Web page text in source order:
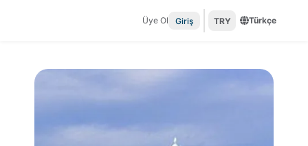
Üye Ol Giriş TRY Türkçe